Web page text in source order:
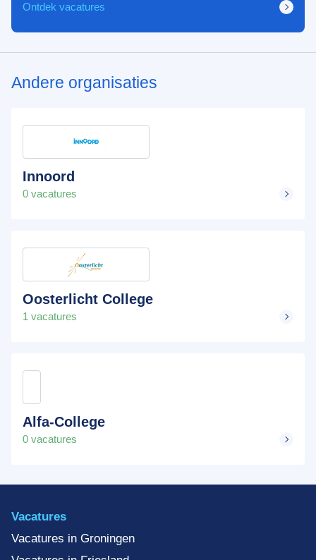
Ontdek vacatures
Andere organisaties
Innoord
0 vacatures
Oosterlicht College
1 vacatures
Alfa-College
0 vacatures
Vacatures
Vacatures in Groningen